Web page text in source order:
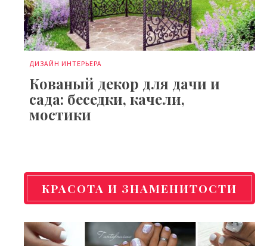
ДИЗАЙН ИНТЕРЬЕРА
Кованый декор для дачи и
сада: беседки, качели,
мостики
КРАСОТА И ЗНАМЕНИТОСТИ